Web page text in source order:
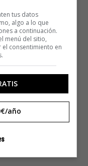
tus datos
algo a lo que
a continuación.
menú del sitio,
consentimiento en
año